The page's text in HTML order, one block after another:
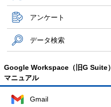
アンケート
データ検索
Google Workspace（旧G Suite）
マニュアル
Gmail